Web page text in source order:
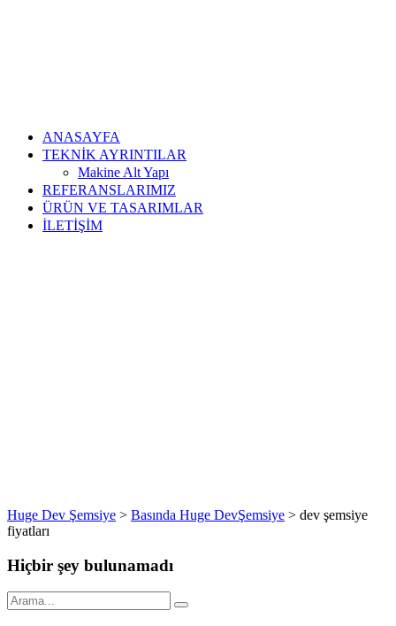
ANASAYFA
TEKNİK AYRINTILAR
Makine Alt Yapı
REFERANSLARIMIZ
ÜRÜN VE TASARIMLAR
İLETİŞİM
Huge Dev Şemsiye > Basında Huge DevŞemsiye > dev şemsiye
fiyatları
Hiçbir şey bulunamadı